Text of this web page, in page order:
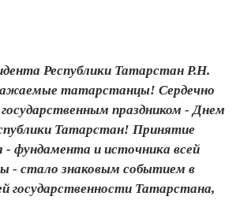
Республики Татарстан Р.Н.
татарстанцы! Сердечно
государственным праздником - Днем
Татарстан! Принятие
- фундамента и источника всей
- стало знаковым событием в
государственности Татарстана,